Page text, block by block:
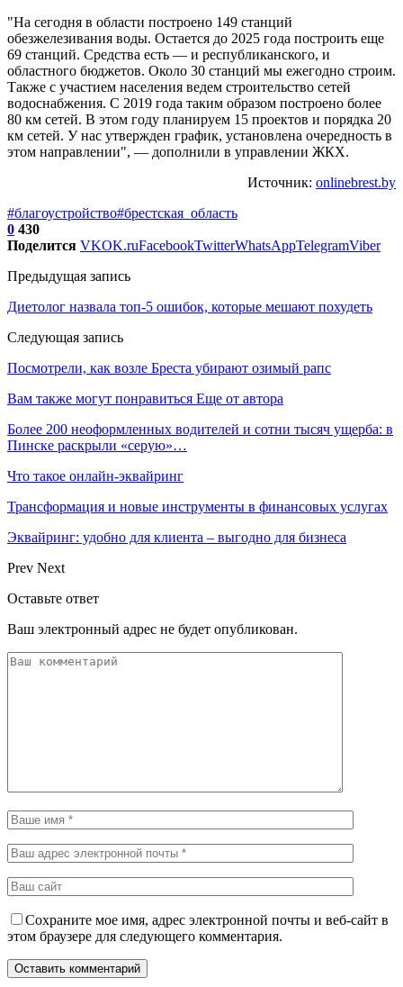
"На сегодня в области построено 149 станций
обезжелезивания воды. Остается до 2025 года построить еще
69 станций. Средства есть — и республиканского, и
областного бюджетов. Около 30 станций мы ежегодно строим.
Также с участием населения ведем строительство сетей
водоснабжения. С 2019 года таким образом построено более
80 км сетей. В этом году планируем 15 проектов и порядка 20
км сетей. У нас утвержден график, установлена очередность в
этом направлении", — дополнили в управлении ЖКХ.
Источник: onlinebrest.by
#благоустройство#брестская_область
0 430
Поделится VKOK.ruFacebookTwitterWhatsAppTelegramViber
Предыдущая запись
Диетолог назвала топ-5 ошибок, которые мешают похудеть
Следующая запись
Посмотрели, как возле Бреста убирают озимый рапс
Вам также могут понравиться Еще от автора
Более 200 неоформленных водителей и сотни тысяч ущерба: в
Пинске раскрыли «серую»…
Что такое онлайн-эквайринг
Трансформация и новые инструменты в финансовых услугах
Эквайринг: удобно для клиента – выгодно для бизнеса
Prev Next
Оставьте ответ
Ваш электронный адрес не будет опубликован.
Сохраните мое имя, адрес электронной почты и веб-сайт в
этом браузере для следующего комментария.